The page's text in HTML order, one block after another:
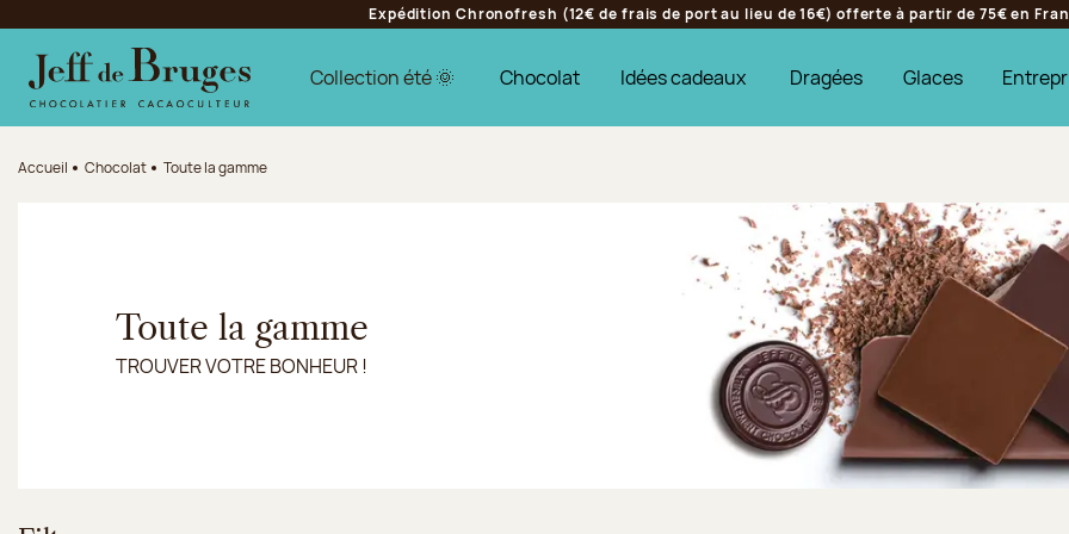
Aller au contenu principal
Aller au pied de page
Expédition Chronofresh (12€ de frais de port au lieu de 16€) offerte à partir de 75€ en
Collection été 🌞 Chocolat Idées cadeaux Dragées Glaces
Accueil Chocolat Toute la gamme
Toute la gamme
TROUVER VOTRE BONHEUR !